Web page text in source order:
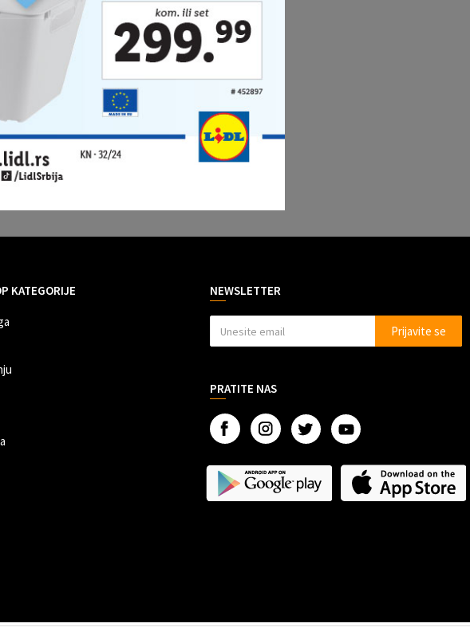
KATEGORIJE NEWSLETTER
Prijavite se
PRATITE NAS